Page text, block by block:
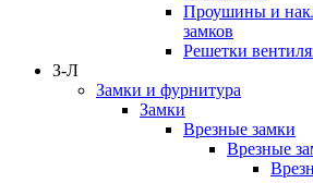
Проушины и
замков
Решетки
З-Л
Замки и фурнитура
Замки
Врезные замки
Врезные